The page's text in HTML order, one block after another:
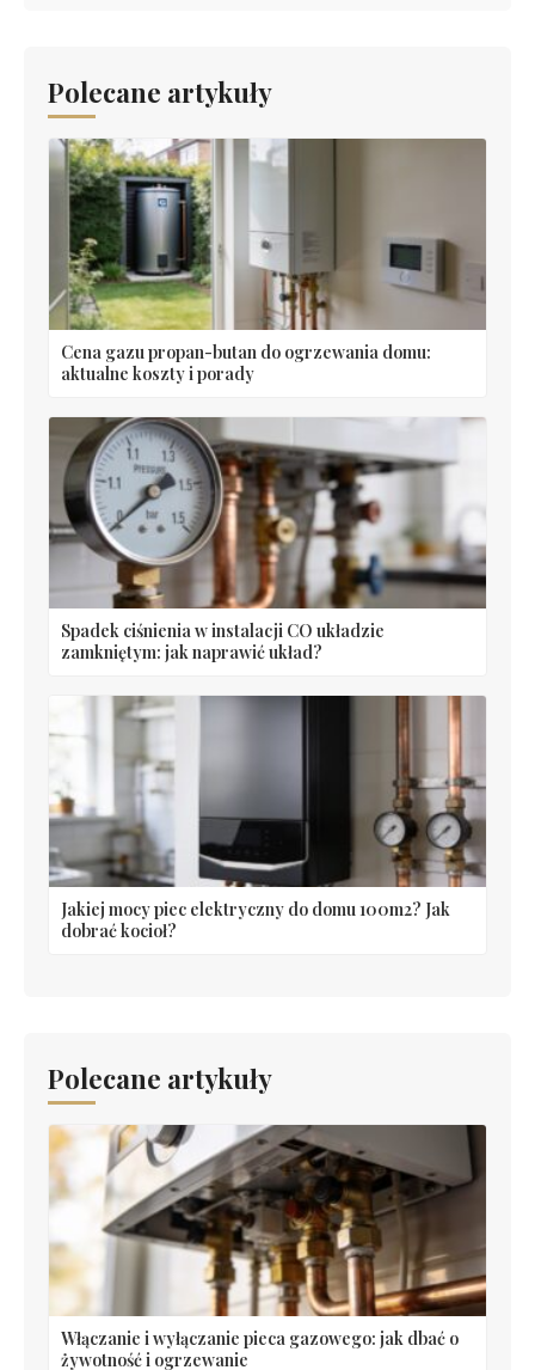
Polecane artykuły
Cena gazu propan-butan do ogrzewania domu:
aktualne koszty i porady
Spadek ciśnienia w instalacji CO układzie
zamkniętym: jak naprawić układ?
Jakiej mocy piec elektryczny do domu 100m2? Jak
dobrać kocioł?
Polecane artykuły
Włączanie i wyłączanie pieca gazowego: jak dbać o
żywotność i ogrzewanie